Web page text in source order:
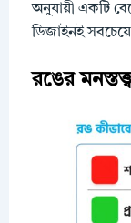
অনুযায়ী একটি
ডিজাইনই
রঙের